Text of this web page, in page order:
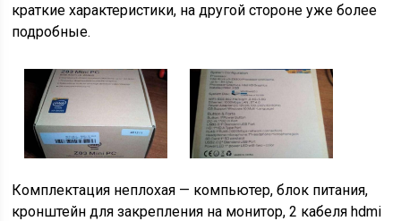
краткие характеристики, на другой стороне уже более
подробные.
Комплектация неплохая — компьютер, блок питания,
кронштейн для закрепления на монитор, 2 кабеля hdmi